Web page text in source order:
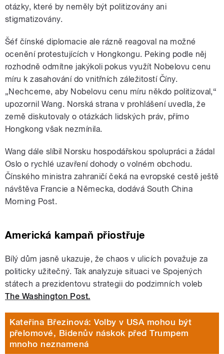
otázky, které by neměly být politizovány ani
stigmatizovány.
Šéf čínské diplomacie ale rázně reagoval na možné
ocenění protestujících v Hongkongu. Peking podle něj
rozhodně odmítne jakýkoli pokus využít Nobelovu cenu
míru k zasahování do vnitřních záležitostí Číny.
„Nechceme, aby Nobelovu cenu míru někdo politizoval,“
upozornil Wang. Norská strana v prohlášení uvedla, že
země diskutovaly o otázkách lidských práv, přímo
Hongkong však nezmínila.
Wang dále slíbil Norsku hospodářskou spolupráci a žádal
Oslo o rychlé uzavření dohody o volném obchodu.
Čínského ministra zahraničí čeká na evropské cestě ještě
návštěva Francie a Německa, dodává South China
Morning Post.
Americká kampaň přiostřuje
Bílý dům jasně ukazuje, že chaos v ulicích považuje za
politicky užitečný. Tak analyzuje situaci ve Spojených
státech a prezidentovu strategii do podzimních voleb
The Washington Post.
Kateřina Březinová: Volby v USA mohou být
přelomové, Bidenův náskok před Trumpem
mnoho neznamená